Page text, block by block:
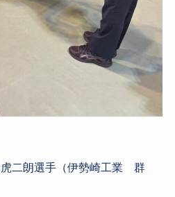
二朗選手（伊勢崎工業 群